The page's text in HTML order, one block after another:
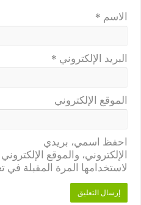
الاسم *
البريد الإلكتروني *
الموقع الإلكتروني
احفظ اسمي، بريدي
الإلكتروني، والموقع
لاستخدامها المرة المقبلة في